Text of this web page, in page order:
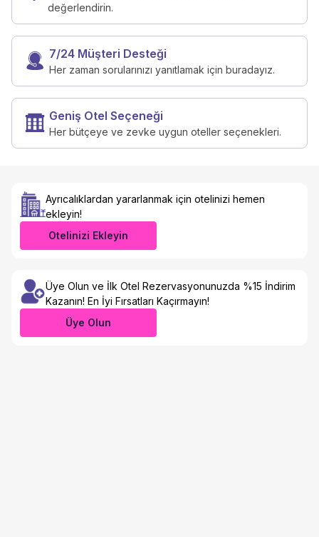
değerlendirin.
7/24 Müşteri Desteği
Her zaman sorularınızı yanıtlamak için buradayız.
Geniş Otel Seçeneği
Her bütçeye ve zevke uygun oteller seçenekleri.
Ayrıcalıklardan yararlanmak için otelinizi hemen
ekleyin!
Otelinizi Ekleyin
Üye Olun ve İlk Otel Rezervasyonunuzda %15 İndirim
Kazanın! En İyi Fırsatları Kaçırmayın!
Üye Olun